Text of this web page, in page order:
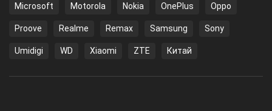
Microsoft Motorola Nokia OnePlus Oppo
Proove Realme Remax Samsung Sony
Umidigi WD Xiaomi ZTE Китай